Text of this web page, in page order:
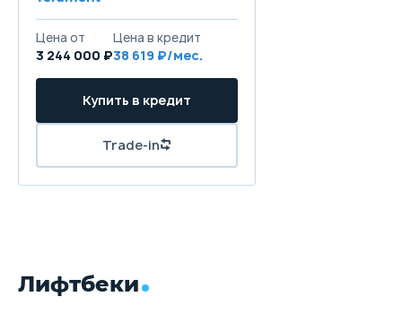
Цена от
3 244 000 ₽
Цена в кредит
38 619 ₽/мес.
Купить в кредит
Trade-in
Лифтбеки